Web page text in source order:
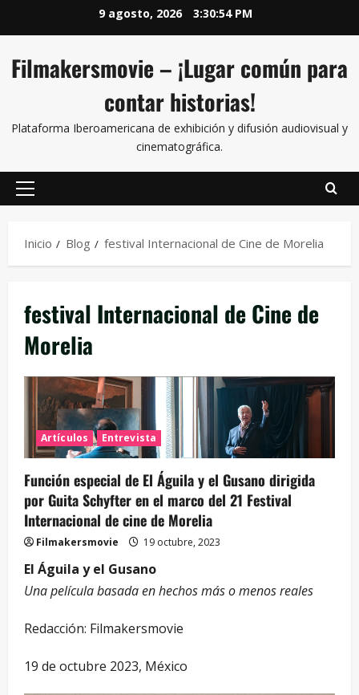
9 agosto, 2026 3:30:56 PM
Filmakersmovie – ¡Lugar común para
contar historias!
Plataforma Iberoamericana de exhibición y difusión audiovisual y
cinematográfica.
Inicio Blog festival Internacional de Cine de Morelia
festival Internacional de Cine de
Morelia
Artículos Entrevista
Función especial de El Águila y el Gusano dirigida
por Guita Schyfter en el marco del 21 Festival
Internacional de cine de Morelia
Filmakersmovie 19 octubre, 2023
El Águila y el Gusano
Una película basada en hechos más o menos reales
Redacción: Filmakersmovie
19 de octubre 2023, México